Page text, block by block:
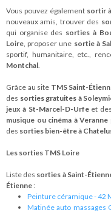
Vous pouvez également sortir
nouveaux amis, trouver des
qui organise des sorties à
Loire, proposer une sortie à
sportif, humanitaire, etc.,
Montchal.
Grâce au site TMS Saint-
des sorties gratuites à
jeux à St-Marcel-D-Urfeet des
musique ou cinéma à Veranne
des sorties bien-être à
Les sorties TMS Loire
Liste des sorties à Saint-
Étienne :
Peinture céramique - 42
Matinée auto massages